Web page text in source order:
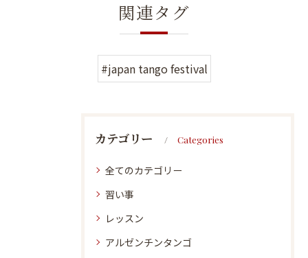
関連タグ
#japan tango festival
カテゴリー Categories
全てのカテゴリー
習い事
レッスン
アルゼンチンタンゴ